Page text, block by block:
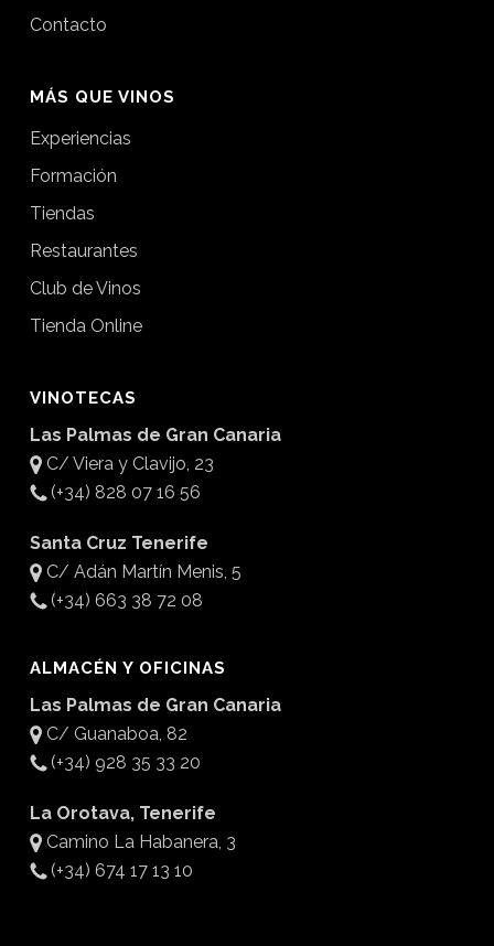
Contacto
MÁS QUE VINOS
Experiencias
Formación
Tiendas
Restaurantes
Club de Vinos
Tienda Online
VINOTECAS
Las Palmas de Gran Canaria
C/ Viera y Clavijo, 23
(+34) 828 07 16 56
Santa Cruz Tenerife
C/ Adán Martín Menis, 5
(+34) 663 38 72 08
ALMACÉN Y OFICINAS
Las Palmas de Gran Canaria
C/ Guanaboa, 82
(+34) 928 35 33 20
La Orotava, Tenerife
Camino La Habanera, 3
(+34) 674 17 13 10